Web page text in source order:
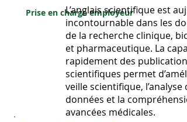
Prise en charge employeur
L’anglais scientifique est
incontournable dans les
de la recherche clinique,
et pharmaceutique. La
rapidement des publications
scientifiques permet
veille scientifique, l’analyse
données et la
avancées médicales.